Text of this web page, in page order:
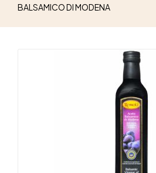
BALSAMICO DI MODENA